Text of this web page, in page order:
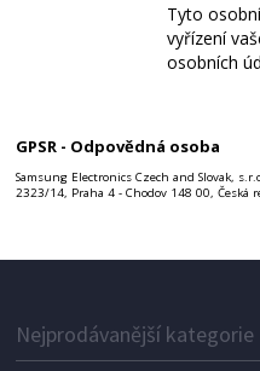
Tyto
vyřízení
osobních
GPSR - Odpovědná osoba
Samsung Electronics Czech and Slovak,
2323/14, Praha 4 - Chodov 148 00, Česká
Nejprodávanější kategorie